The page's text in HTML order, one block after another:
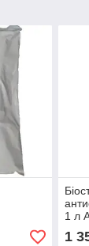
1 л
1